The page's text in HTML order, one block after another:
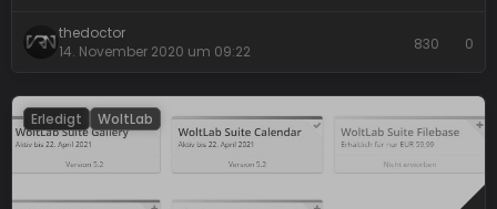
thedoctor
14. November 2020 um 09:22
830 0
Erledigt WoltLab